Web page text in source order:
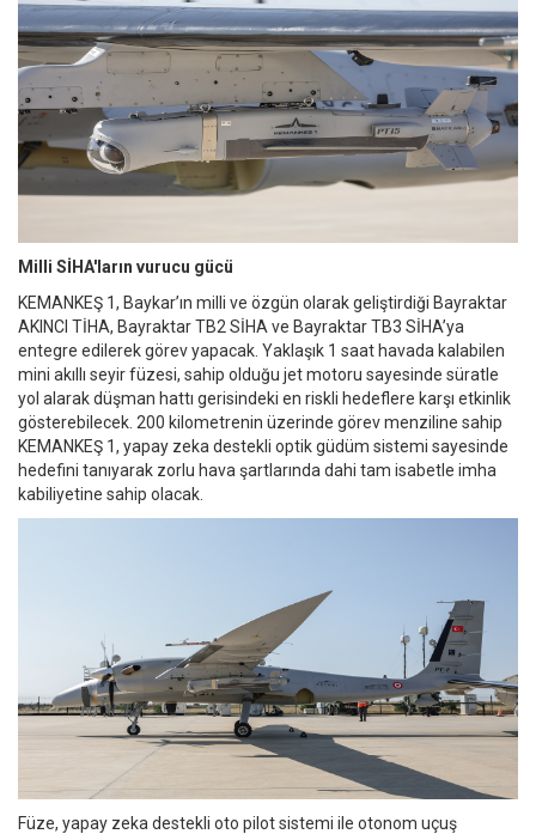
Milli SİHA'ların vurucu gücü
KEMANKEŞ 1, Baykar’ın milli ve özgün olarak geliştirdiği Bayraktar
AKINCI TİHA, Bayraktar TB2 SİHA ve Bayraktar TB3 SİHA’ya
entegre edilerek görev yapacak. Yaklaşık 1 saat havada kalabilen
mini akıllı seyir füzesi, sahip olduğu jet motoru sayesinde süratle
yol alarak düşman hattı gerisindeki en riskli hedeflere karşı etkinlik
gösterebilecek. 200 kilometrenin üzerinde görev menziline sahip
KEMANKEŞ 1, yapay zeka destekli optik güdüm sistemi sayesinde
hedefini tanıyarak zorlu hava şartlarında dahi tam isabetle imha
kabiliyetine sahip olacak.
Füze, yapay zeka destekli oto pilot sistemi ile otonom uçuş